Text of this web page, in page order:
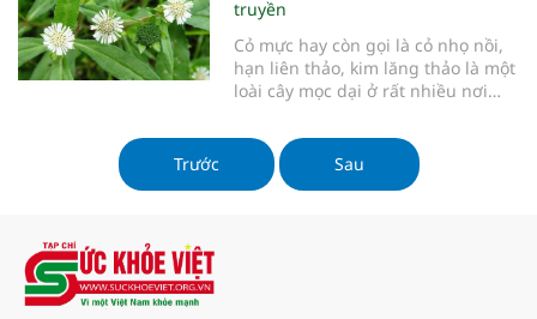
cực cho người bệnh.
truyền
Cỏ mực hay còn gọi là cỏ nhọ nồi,
hạn liên thảo, kim lăng thảo là một
loài cây mọc dại ở rất nhiều nơi
một thảo dược thần kỳ đem lại
nhiều lợi ích sức khỏe cho cơ thể.
Cây cỏ mực được dùng như bài
Trước Sau